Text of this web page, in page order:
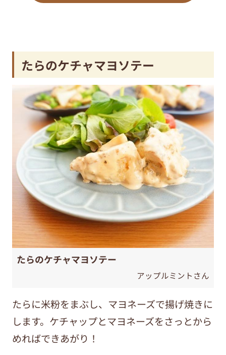
たらのケチャマヨソテー
たらのケチャマヨソテー
アップルミントさん
たらに米粉をまぶし、マヨネーズで揚げ焼きに
します。ケチャップとマヨネーズをさっとから
めればできあがり！